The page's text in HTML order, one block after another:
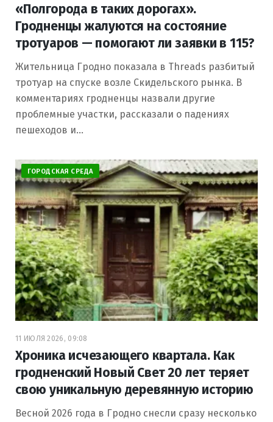
«Полгорода в таких дорогах».
Гродненцы жалуются на состояние
тротуаров — помогают ли заявки в 115?
Жительница Гродно показала в Threads разбитый
тротуар на спуске возле Скидельского рынка. В
комментариях гродненцы назвали другие
проблемные участки, рассказали о падениях
пешеходов и…
ГОРОДСКАЯ СРЕДА
11 ИЮЛЯ 2026, 09:08
Хроника исчезающего квартала. Как
гродненский Новый Свет 20 лет теряет
свою уникальную деревянную историю
Весной 2026 года в Гродно снесли сразу несколько